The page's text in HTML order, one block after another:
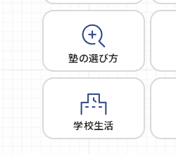
塾の選び方
学校生活